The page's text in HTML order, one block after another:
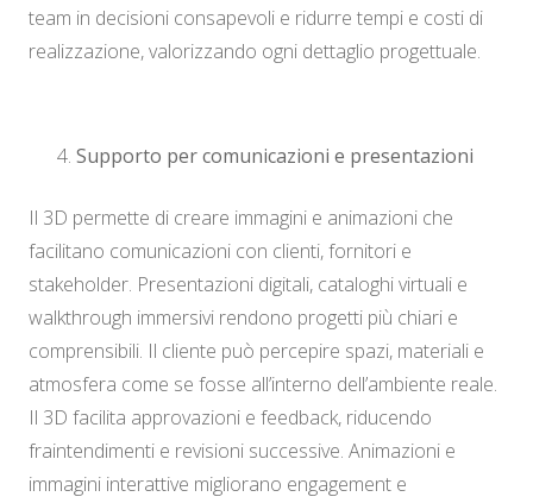
team in decisioni consapevoli e ridurre tempi e costi di
realizzazione, valorizzando ogni dettaglio progettuale.
Supporto per comunicazioni e presentazioni
Il 3D permette di creare immagini e animazioni che
facilitano comunicazioni con clienti, fornitori e
stakeholder. Presentazioni digitali, cataloghi virtuali e
walkthrough immersivi rendono progetti più chiari e
comprensibili. Il cliente può percepire spazi, materiali e
atmosfera come se fosse all’interno dell’ambiente reale.
Il 3D facilita approvazioni e feedback, riducendo
fraintendimenti e revisioni successive. Animazioni e
immagini interattive migliorano engagement e